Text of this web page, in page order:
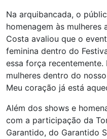
Na arquibancada, o
homenagem às
Costa avaliou que o
feminina dentro do
essa força
mulheres dentro do
Meu coração já está
Além dos shows e
com a participação da
Garantido, do Garantido